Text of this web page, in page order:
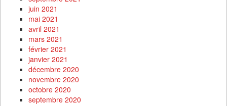
juin 2021
mai 2021
avril 2021
mars 2021
février 2021
janvier 2021
décembre 2020
novembre 2020
octobre 2020
septembre 2020